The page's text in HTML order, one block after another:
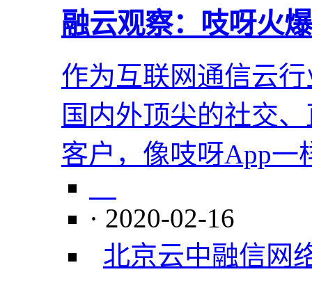
融云观察：吱呀火
作为互联网通信云
国内外顶尖的社交
客户，像吱呀App
· 2020-02-16
北京云中融信网